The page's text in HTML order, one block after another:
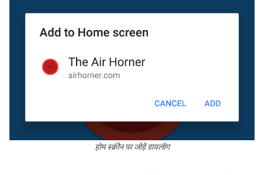
होम स्क्रीन पर जोड़ें डायलॉग